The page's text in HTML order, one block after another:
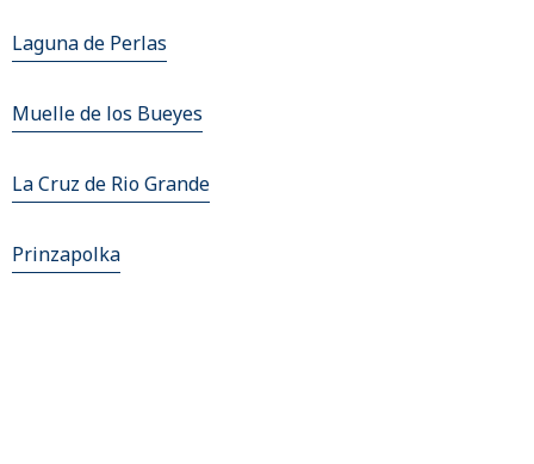
Laguna de Perlas
Muelle de los Bueyes
La Cruz de Rio Grande
Prinzapolka